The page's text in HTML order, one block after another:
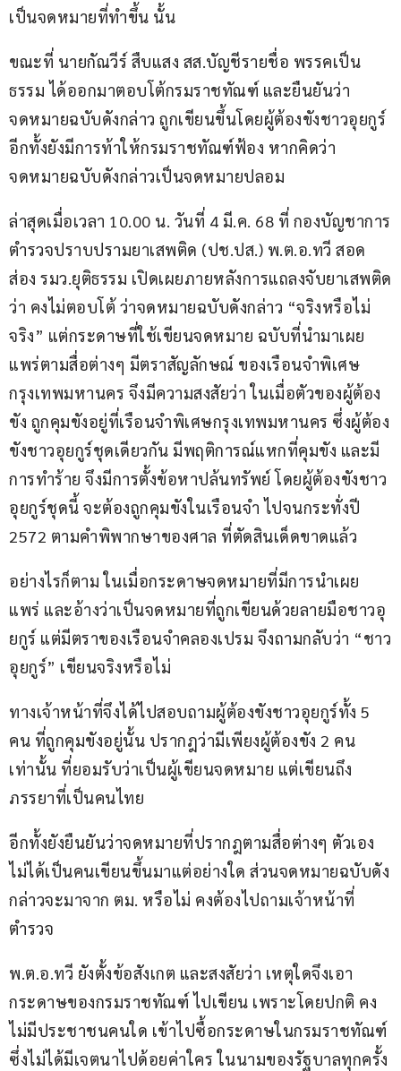
เป็นจดหมายที่ทำขึ้น นั้น
ขณะที่ นายกัณวีร์ สืบแสง สส.บัญชีรายชื่อ พรรคเป็น
ธรรม ได้ออกมาตอบโต้กรมราชทัณฑ์ และยืนยันว่า
จดหมายฉบับดังกล่าว ถูกเขียนขึ้นโดยผู้ต้องขังชาวอุยกูร์
อีกทั้งยังมีการท้าให้กรมราชทัณฑ์ฟ้อง หากคิดว่า
จดหมายฉบับดังกล่าวเป็นจดหมายปลอม
ล่าสุดเมื่อเวลา 10.00 น. วันที่ 4 มี.ค. 68 ที่ กองบัญชาการ
ตำรวจปราบปรามยาเสพติด (ปช.ปส.) พ.ต.อ.ทวี สอด
ส่อง รมว.ยุติธรรม เปิดเผยภายหลังการแถลงจับยาเสพติด
ว่า คงไม่ตอบโต้ ว่าจดหมายฉบับดังกล่าว “จริงหรือไม่
จริง” แต่กระดาษที่ใช้เขียนจดหมาย ฉบับที่นำมาเผย
แพร่ตามสื่อต่างๆ มีตราสัญลักษณ์ ของเรือนจำพิเศษ
กรุงเทพมหานคร จึงมีความสงสัยว่า ในเมื่อตัวของผู้ต้อง
ขัง ถูกคุมขังอยู่ที่เรือนจำพิเศษกรุงเทพมหานคร ซึ่งผู้ต้อง
ขังชาวอุยกูร์ชุดเดียวกัน มีพฤติการณ์แหกที่คุมขัง และมี
การทำร้าย จึงมีการตั้งข้อหาปล้นทรัพย์ โดยผู้ต้องขังชาว
อุยกูร์ชุดนี้ จะต้องถูกคุมขังในเรือนจำ ไปจนกระทั่งปี
2572 ตามคำพิพากษาของศาล ที่ตัดสินเด็ดขาดแล้ว
อย่างไรก็ตาม ในเมื่อกระดาษจดหมายที่มีการนำเผย
แพร่ และอ้างว่าเป็นจดหมายที่ถูกเขียนด้วยลายมือชาวอุ
ยกูร์ แต่มีตราของเรือนจำคลองเปรม จึงถามกลับว่า “ชาว
อุยกูร์” เขียนจริงหรือไม่
ทางเจ้าหน้าที่จึงได้ไปสอบถามผู้ต้องขังชาวอุยกูร์ทั้ง 5
คน ที่ถูกคุมขังอยู่นั้น ปรากฎว่ามีเพียงผู้ต้องขัง 2 คน
เท่านั้น ที่ยอมรับว่าเป็นผู้เขียนจดหมาย แต่เขียนถึง
ภรรยาที่เป็นคนไทย
อีกทั้งยังยืนยันว่าจดหมายที่ปรากฎตามสื่อต่างๆ ตัวเอง
ไม่ได้เป็นคนเขียนขึ้นมาแต่อย่างใด ส่วนจดหมายฉบับดัง
กล่าวจะมาจาก ตม. หรือไม่ คงต้องไปถามเจ้าหน้าที่
ตำรวจ
พ.ต.อ.ทวี ยังตั้งข้อสังเกต และสงสัยว่า เหตุใดจึงเอา
กระดาษของกรมราชทัณฑ์ ไปเขียน เพราะโดยปกติ คง
ไม่มีประชาชนคนใด เข้าไปซื้อกระดาษในกรมราชทัณฑ์
ซึ่งไม่ได้มีเจตนาไปด้อยค่าใคร ในนามของรัฐบาลทุกครั้ง